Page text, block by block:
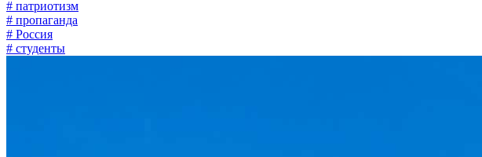
# патриотизм
# пропаганда
# Россия
# студенты